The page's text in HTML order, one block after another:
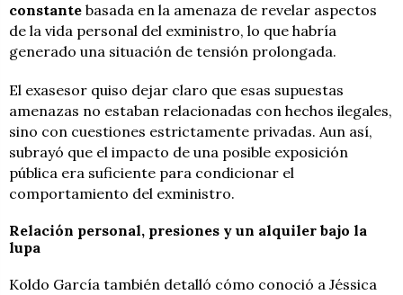
constante basada en la amenaza de revelar aspectos
de la vida personal del exministro, lo que habría
generado una situación de tensión prolongada.
El exasesor quiso dejar claro que esas supuestas
amenazas no estaban relacionadas con hechos ilegales,
sino con cuestiones estrictamente privadas. Aun así,
subrayó que el impacto de una posible exposición
pública era suficiente para condicionar el
comportamiento del exministro.
Relación personal, presiones y un alquiler bajo la
lupa
Koldo García también detalló cómo conoció a Jéssica